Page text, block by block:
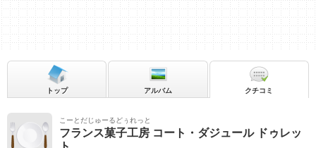
こーとだじゅーるどぅれっと
フランス菓子工房 コート・ダジュール ドゥレッ
トップ アルバム クチコミ